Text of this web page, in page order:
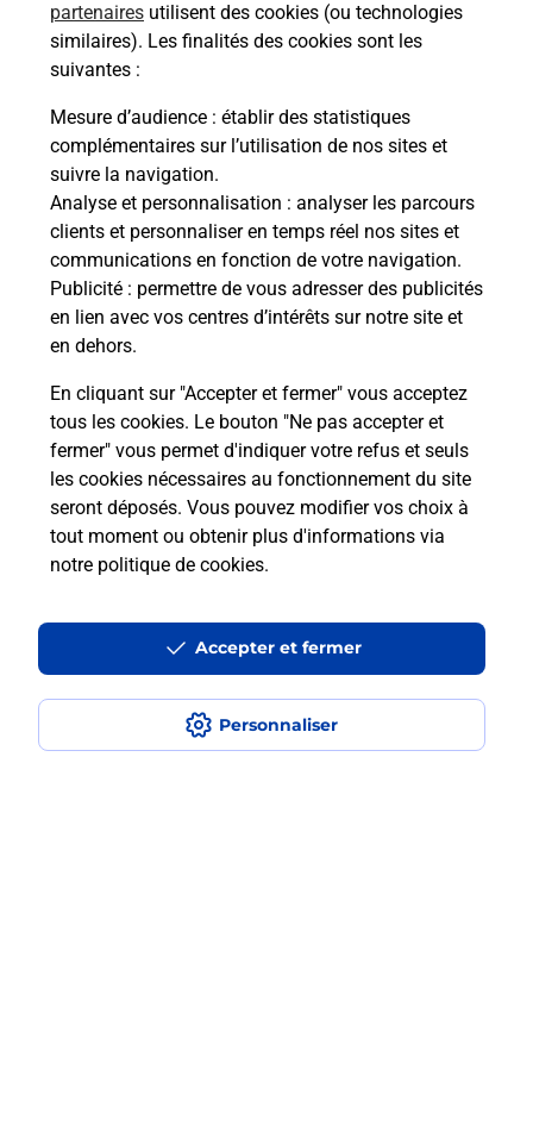
partenaires utilisent des cookies (ou technologies
similaires). Les finalités des cookies sont les
suivantes :
Mesure d’audience : établir des statistiques
complémentaires sur l’utilisation de nos sites et
suivre la navigation.
Analyse et personnalisation : analyser les parcours
clients et personnaliser en temps réel nos sites et
communications en fonction de votre navigation.
Publicité : permettre de vous adresser des publicités
en lien avec vos centres d’intérêts sur notre site et
en dehors.
En cliquant sur "Accepter et fermer" vous acceptez
tous les cookies. Le bouton "Ne pas accepter et
fermer" vous permet d'indiquer votre refus et seuls
les cookies nécessaires au fonctionnement du site
seront déposés. Vous pouvez modifier vos choix à
tout moment ou obtenir plus d'informations via
notre politique de cookies.
Personnaliser
Accepter et fermer
Questions fréquemment posées
Quel réseau utilise La Poste Mobile ?
Est-ce que je peux garder mon
numéro de mobile gratuitement ?
Est-ce que je peux bénéficier de la 5G
avec La Poste Mobile ?
Est-ce que je peux utiliser mon forfait
Est-ce que je peux payer mon
smartphone Samsung en plusieurs
fois avec La Poste Mobile ?